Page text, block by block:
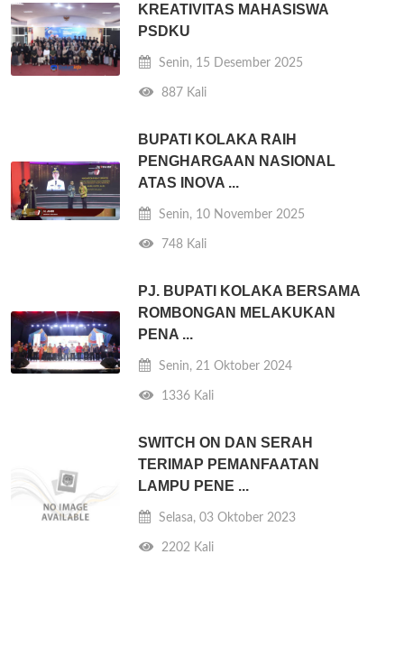
KREATIVITAS MAHASISWA
PSDKU
Senin, 15 Desember 2025
887 Kali
BUPATI KOLAKA RAIH
PENGHARGAAN NASIONAL
ATAS INOVA ...
Senin, 10 November 2025
748 Kali
PJ. BUPATI KOLAKA BERSAMA
ROMBONGAN MELAKUKAN
PENA ...
Senin, 21 Oktober 2024
1336 Kali
SWITCH ON DAN SERAH
TERIMAP PEMANFAATAN
LAMPU PENE ...
Selasa, 03 Oktober 2023
2202 Kali